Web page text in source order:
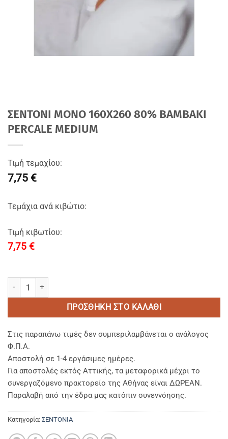
ΣΕΝΤΟΝΙ MONΟ 160Χ260 80% BAMBAKI
PERCALE MEDIUM
Τιμή τεμαχίου:
7,75 €
Τεμάχια ανά κιβώτιο:
Τιμή κιβωτίου:
7,75 €
ΣΕΝΤΟΝΙ MONΟ 160Χ260 80% BAMBAKI PERCALE MEDIUM
ΠΡΟΣΘΉΚΗ ΣΤΟ ΚΑΛΆΘΙ
Στις παραπάνω τιμές δεν συμπεριλαμβάνεται ο ανάλογος
Φ.Π.Α.
Αποστολή σε 1-4 εργάσιμες ημέρες.
Για αποστολές εκτός Αττικής, τα μεταφορικά μέχρι το
συνεργαζόμενο πρακτορείο της Αθήνας είναι ΔΩΡΕΑΝ.
Παραλαβή από την έδρα μας κατόπιν συνεννόησης.
Κατηγορία: ΣΕΝΤΟΝΙΑ